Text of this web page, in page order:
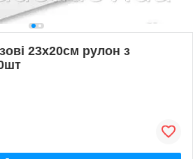
23х20см рулон з